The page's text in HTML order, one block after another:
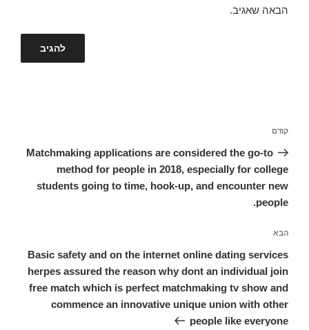
הבאה שאגיב.
הפוסט
הקודם
קודם
Matchmaking applications are considered the go-to
method for people in 2018, especially for college
students going to time, hook-up, and encounter new
people.
הפוסט
הבא
הבא
Basic safety and on the internet online dating services
herpes assured the reason why dont an individual join
free match which is perfect matchmaking tv show and
commence an innovative unique union with other
people like everyone